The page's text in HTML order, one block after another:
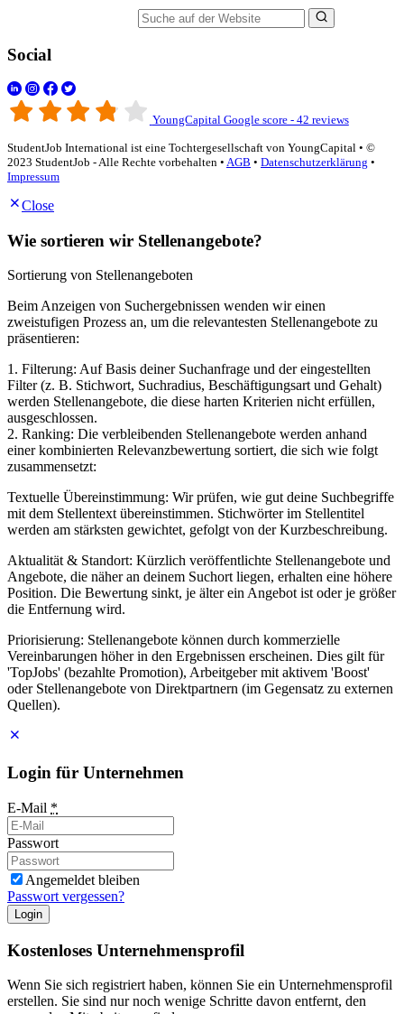
Social
YoungCapital Google score - 42 reviews
StudentJob International ist eine Tochtergesellschaft von YoungCapital • ©
2023 StudentJob - Alle Rechte vorbehalten • AGB • Datenschutzerklärung •
Impressum
Close
Wie sortieren wir Stellenangebote?
Sortierung von Stellenangeboten
Beim Anzeigen von Suchergebnissen wenden wir einen
zweistufigen Prozess an, um die relevantesten Stellenangebote zu
präsentieren:
1. Filterung: Auf Basis deiner Suchanfrage und der eingestellten
Filter (z. B. Stichwort, Suchradius, Beschäftigungsart und Gehalt)
werden Stellenangebote, die diese harten Kriterien nicht erfüllen,
ausgeschlossen.
2. Ranking: Die verbleibenden Stellenangebote werden anhand
einer kombinierten Relevanzbewertung sortiert, die sich wie folgt
zusammensetzt:
Textuelle Übereinstimmung: Wir prüfen, wie gut deine Suchbegriffe
mit dem Stellentext übereinstimmen. Stichwörter im Stellentitel
werden am stärksten gewichtet, gefolgt von der Kurzbeschreibung.
Aktualität & Standort: Kürzlich veröffentlichte Stellenangebote und
Angebote, die näher an deinem Suchort liegen, erhalten eine höhere
Position. Die Bewertung sinkt, je älter ein Angebot ist oder je größer
die Entfernung wird.
Priorisierung: Stellenangebote können durch kommerzielle
Vereinbarungen höher in den Ergebnissen erscheinen. Dies gilt für
'TopJobs' (bezahlte Promotion), Arbeitgeber mit aktivem 'Boost'
oder Stellenangebote von Direktpartnern (im Gegensatz zu externen
Quellen).
Login für Unternehmen
E-Mail *
Passwort
Angemeldet bleiben
Passwort vergessen?
Login
Kostenloses Unternehmensprofil
Wenn Sie sich registriert haben, können Sie ein Unternehmensprofil
erstellen. Sie sind nur noch wenige Schritte davon entfernt, den